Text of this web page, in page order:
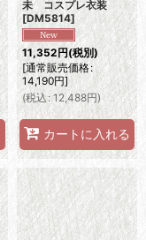
未 コスプレ衣装
[DM5814]
11,352円(税別)
[通常販売価格:
14,190円]
(税込: 12,488円)
カートに入れる